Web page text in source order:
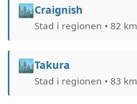
🏙️Craignish
Stad i regionen • 82 km
🏙️Takura
Stad i regionen • 83 km